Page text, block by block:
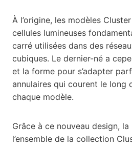
À l’origine, les modèles
cellules lumineuses
carré utilisées dans des
cubiques. Le dernier-né a
et la forme pour s’adapter
annulaires qui courent le long
chaque modèle.
Grâce à ce nouveau design,
l’ensemble de la collection